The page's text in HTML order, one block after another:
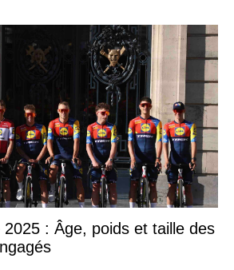
2025 : Âge, poids et taille des